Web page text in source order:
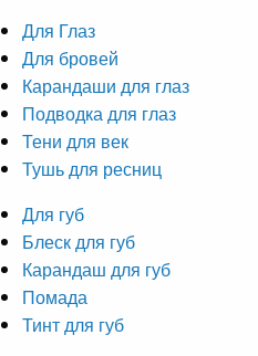
Для Глаз
Для бровей
Карандаши для глаз
Подводка для глаз
Тени для век
Тушь для ресниц
Для губ
Блеск для губ
Карандаш для губ
Помада
Тинт для губ